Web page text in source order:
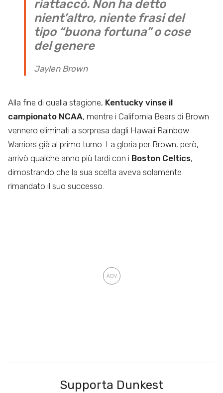
riattaccò. Non ha detto
nient’altro, niente frasi del
tipo “buona fortuna” o cose
del genere
Jaylen Brown
Alla fine di quella stagione, Kentucky vinse il
campionato NCAA, mentre i California Bears di Brown
vennero eliminati a sorpresa dagli Hawaii Rainbow
Warriors già al primo turno. La gloria per Brown, però,
arrivò qualche anno più tardi con i Boston Celtics,
dimostrando che la sua scelta aveva solamente
rimandato il suo successo.
Supporta Dunkest